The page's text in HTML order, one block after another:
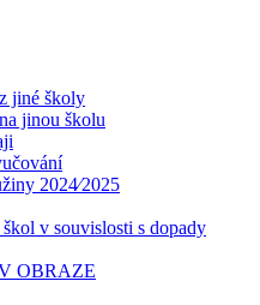
jiné školy
jinou školu
2024⁄2025
v souvislosti s dopady
OBRAZE